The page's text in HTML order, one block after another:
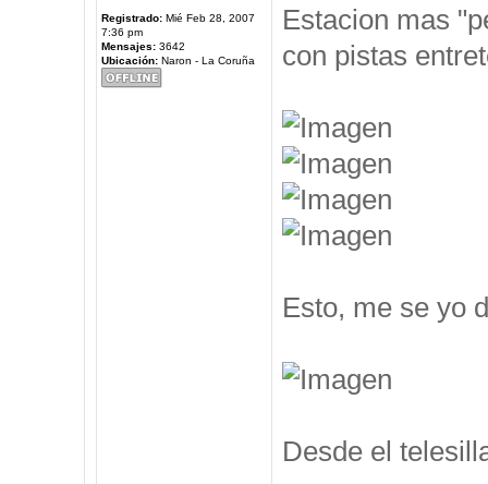
Registrado:Mié Feb 28, 2007
7:36 pm
Mensajes:3642
Ubicación:Naron - La Coruña
Estacion mas
con pistas
Esto, me se yo
Desde el